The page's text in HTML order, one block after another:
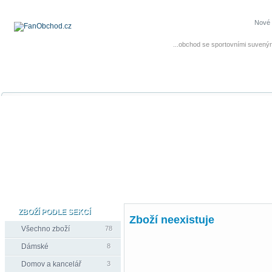
...obchod se sportovními
Nové
ZBOŽÍ PODLE SEKCÍ
Všechno zboží
78
Dámské 8
Domov a kancelář 3
Zboží neexistuje